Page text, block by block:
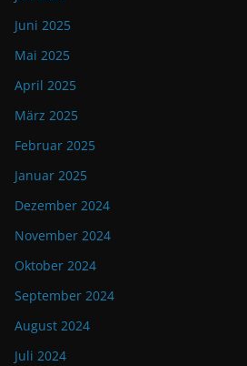
Juni 2025
Mai 2025
April 2025
März 2025
Februar 2025
Januar 2025
Dezember 2024
November 2024
Oktober 2024
September 2024
August 2024
Juli 2024